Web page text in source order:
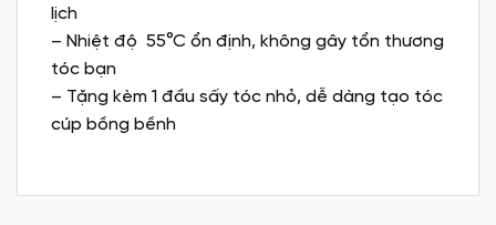
lịch
– Nhiệt độ 55°C ổn định, không gây tổn thương
tóc bạn
– Tặng kèm 1 đầu sấy tóc nhỏ, dễ dàng tạo tóc
cúp bồng bềnh